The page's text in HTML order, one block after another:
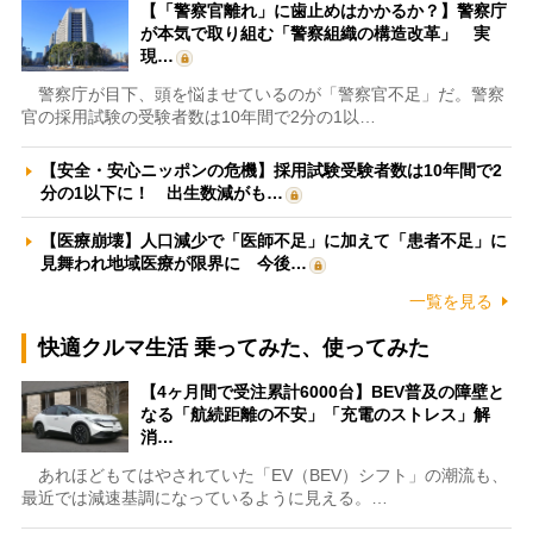
【「警察官離れ」に歯止めはかかるか？】警察庁
が本気で取り組む「警察組織の構造改革」 実
現…
警察庁が目下、頭を悩ませているのが「警察官不足」だ。警察
官の採用試験の受験者数は10年間で2分の1以…
【安全・安心ニッポンの危機】採用試験受験者数は10年間で2
分の1以下に！ 出生数減がも…
【医療崩壊】人口減少で「医師不足」に加えて「患者不足」に
見舞われ地域医療が限界に 今後…
一覧を見る
快適クルマ生活 乗ってみた、使ってみた
【4ヶ月間で受注累計6000台】BEV普及の障壁と
なる「航続距離の不安」「充電のストレス」解
消…
あれほどもてはやされていた「EV（BEV）シフト」の潮流も、
最近では減速基調になっているように見える。…